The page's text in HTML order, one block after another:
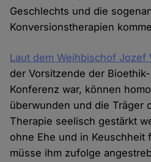
Geschlechts und die
Konversionstherapien
Laut dem Weihbischof Jozef
der Vorsitzende der
Konferenz war, können
überwunden und die Träger
Therapie seelisch gestärkt
ohne Ehe und in Keuschheit
müsse ihm zufolge